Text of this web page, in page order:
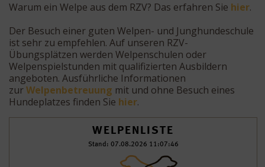
Warum ein Welpe aus dem RZV? Das erfahren Sie hier.
Der Besuch einer guten Welpen- und Junghundeschule
ist sehr zu empfehlen. Auf unseren RZV-
Übungsplätzen werden Welpenschulen oder
Welpenspielstunden mit qualifizierten Ausbildern
angeboten. Ausführliche Informationen
zurWelpenbetreuung mit und ohne Besuch eines
Hundeplatzes finden Sie hier.